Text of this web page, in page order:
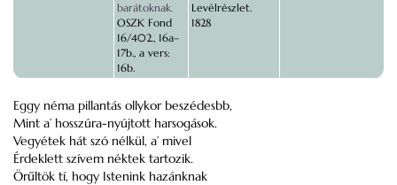
barátoknak.
OSZK Fond
16/402., 16a–
17b., a vers:
16b.
Levélrészlet.
1828
Eggy néma pillantás ollykor beszédesbb,
Mint a’ hosszúra-nyújtott harsogások.
Vegyétek hát szó nélkül, a’ mivel
Érdeklett szívem néktek tartozik.
Örűltök tí, hogy Istenink hazánknak